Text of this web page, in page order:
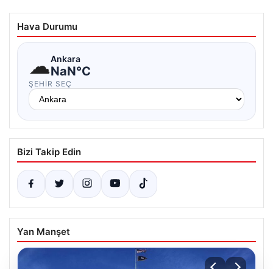
Hava Durumu
☁Ankara
NaN°C
ŞEHIR SEÇ
Bizi Takip Edin
Yan Manşet